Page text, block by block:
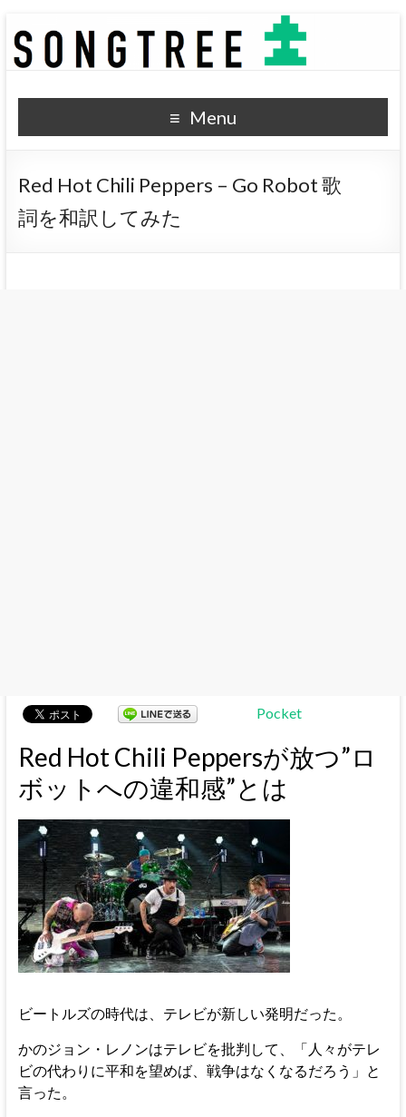
SONGTREE
洋楽歌詞の和訳なら
Menu
Red Hot Chili Peppers – Go Robot 歌
詞を和訳してみた
Pocket
Red Hot Chili Peppersが放つ”ロ
ボットへの違和感”とは
ビートルズの時代は、テレビが新しい発明だった。
かのジョン・レノンはテレビを批判して、「人々がテレ
ビの代わりに平和を望めば、戦争はなくなるだろう」と
言った。